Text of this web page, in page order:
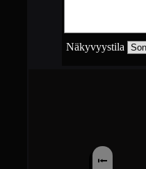
Näkyvyystila
⭰